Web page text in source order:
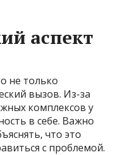
аспект
не только
вызов. Из-за
комплексов у
в себе. Важно
что это
с проблемой.